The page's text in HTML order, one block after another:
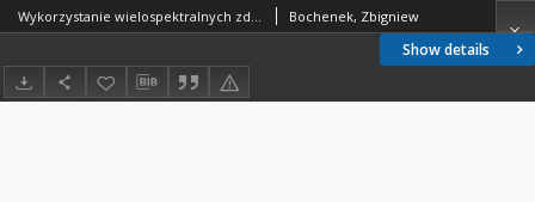
Show details
Wykorzystanie wielospektralnych zdjęć lotniczych do klasyfikacji niektórych gatunków roślin uprawnych Bochenek, Zbigniew